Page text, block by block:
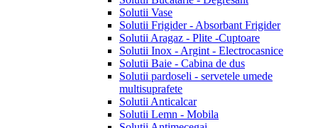
Solutii Vase
Solutii Frigider - Absorbant Frigider
Solutii Aragaz - Plite -Cuptoare
Solutii Inox - Argint - Electrocasnice
Solutii Baie - Cabina de dus
Solutii pardoseli - servetele umede
multisuprafete
Solutii Anticalcar
Solutii Lemn - Mobila